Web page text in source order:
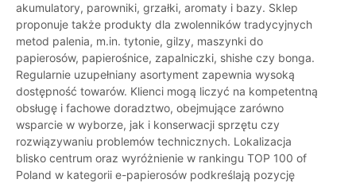
akumulatory, parowniki, grzałki, aromaty i bazy. Sklep
proponuje także produkty dla zwolenników tradycyjnych
metod palenia, m.in. tytonie, gilzy, maszynki do
papierosów, papierośnice, zapalniczki, shishe czy bonga.
Regularnie uzupełniany asortyment zapewnia wysoką
dostępność towarów. Klienci mogą liczyć na kompetentną
obsługę i fachowe doradztwo, obejmujące zarówno
wsparcie w wyborze, jak i konserwacji sprzętu czy
rozwiązywaniu problemów technicznych. Lokalizacja
blisko centrum oraz wyróżnienie w rankingu TOP 100 of
Poland w kategorii e-papierosów podkreślają pozycję